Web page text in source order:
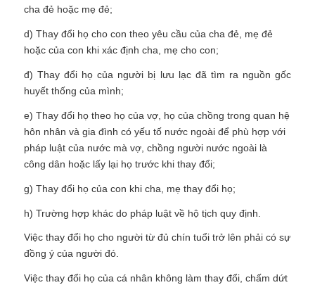
cha đẻ hoặc mẹ đẻ;
d) Thay đổi họ cho con theo yêu cầu của cha đẻ, mẹ đẻ
hoặc của con khi xác định cha, mẹ cho con;
đ) Thay đổi họ của người bị lưu lạc đã tìm ra nguồn gốc
huyết thống của mình;
e) Thay đổi họ theo họ của vợ, họ của chồng trong quan hệ
hôn nhân và gia đình có yếu tố nước ngoài để phù hợp với
pháp luật của nước mà vợ, chồng người nước ngoài là
công dân hoặc lấy lại họ trước khi thay đổi;
g) Thay đổi họ của con khi cha, mẹ thay đổi họ;
h) Trường hợp khác do pháp luật về hộ tịch quy định.
Việc thay đổi họ cho người từ đủ chín tuổi trở lên phải có sự
đồng ý của người đó.
Việc thay đổi họ của cá nhân không làm thay đổi, chấm dứt